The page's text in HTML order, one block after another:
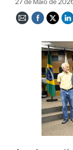
27 de Maio de